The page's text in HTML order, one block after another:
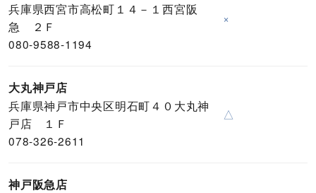
兵庫県西宮市高松町１４－１西宮阪
急 ２Ｆ
080-9588-1194
×
大丸神戸店
兵庫県神戸市中央区明石町４０大丸神
戸店 １Ｆ
078-326-2611
△
神戸阪急店